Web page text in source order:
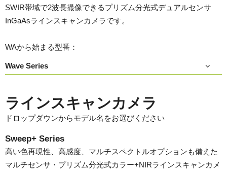
SWIR帯域で2波長撮像できるプリズム分光式デュアルセンサ
InGaAsラインスキャンカメラです。
WAから始まる型番：
Wave Series
ラインスキャンカメラ
ドロップダウンからモデル名をお選びください
Sweep+ Series
高い色再現性、高感度、マルチスペクトルオプションも備えた
マルチセンサ・プリズム分光式カラー+NIRラインスキャンカメ